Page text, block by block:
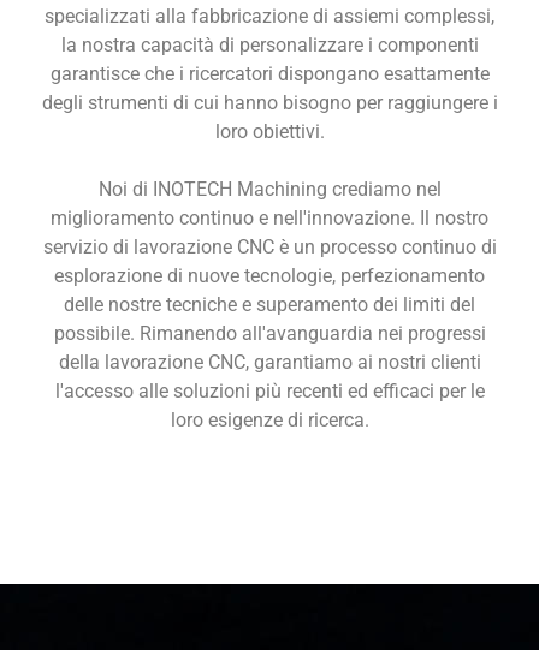
specializzati alla fabbricazione di assiemi complessi,
la nostra capacità di personalizzare i componenti
garantisce che i ricercatori dispongano esattamente
degli strumenti di cui hanno bisogno per raggiungere i
loro obiettivi.
Noi di INOTECH Machining crediamo nel
miglioramento continuo e nell'innovazione. Il nostro
servizio di lavorazione CNC è un processo continuo di
esplorazione di nuove tecnologie, perfezionamento
delle nostre tecniche e superamento dei limiti del
possibile. Rimanendo all'avanguardia nei progressi
della lavorazione CNC, garantiamo ai nostri clienti
l'accesso alle soluzioni più recenti ed efficaci per le
loro esigenze di ricerca.